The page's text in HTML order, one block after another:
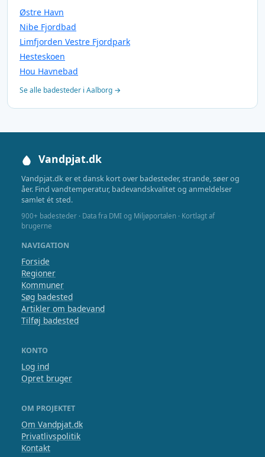
Østre Havn
Nibe Fjordbad
Limfjorden Vestre Fjordpark
Hesteskoen
Hou Havnebad
Se alle badesteder i Aalborg →
Vandpjat.dk
Vandpjat.dk er et dansk kort over badesteder, strande, søer og
åer. Find vandtemperatur, badevandskvalitet og anmeldelser
samlet ét sted.
900+ badesteder · Data fra DMI og Miljøportalen · Kortlagt af
brugerne
NAVIGATION
Forside
Regioner
Kommuner
Søg badested
Artikler om badevand
Tilføj badested
KONTO
Log ind
Opret bruger
OM PROJEKTET
Om Vandpjat.dk
Privatlivspolitik
Kontakt